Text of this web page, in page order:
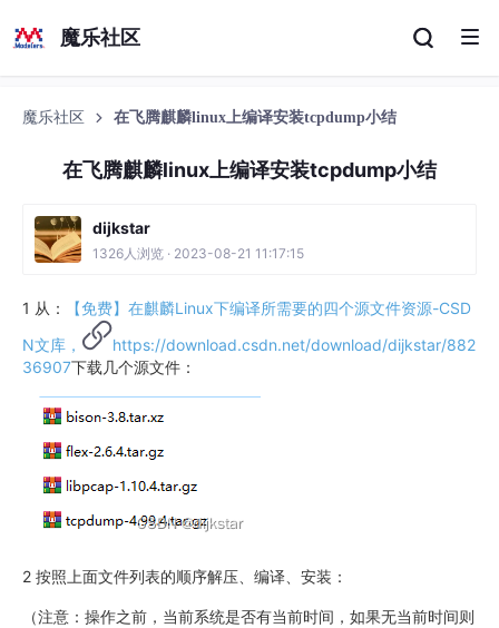
魔乐社区
魔乐社区 在飞腾麒麟linux上编译安装tcpdump小结
在飞腾麒麟linux上编译安装tcpdump小结
dijkstar
1326人浏览 · 2023-08-21 11:17:15
1 从：
【免费】在麒麟Linux下编译所需要的四个源文件资源-CSD
N文库，
https://download.csdn.net/download/dijkstar/882
36907下载几个源文件：
2 按照上面文件列表的顺序解压、编译、安装：
（注意：操作之前，当前系统是否有当前时间，如果无当前时间则